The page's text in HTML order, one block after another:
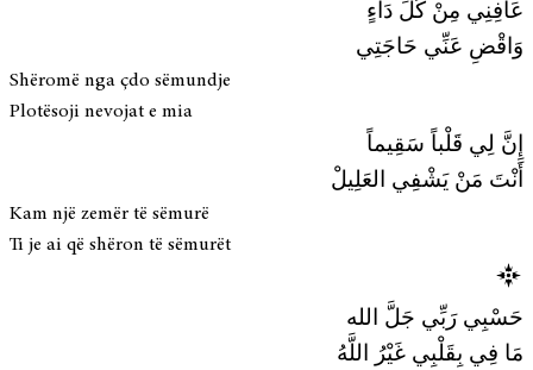
عَافِنِي مِنْ كُلِّ دَاءٍ
وَاقْضِ عَنِّي حَاجَتِي
Shëromë nga çdo sëmundje
Plotësoji nevojat e mia
إِنَّ لِي قَلْباً سَقِيماً
أَنْتَ مَنْ يَشْفِي العَلِيلْ
Kam një zemër të sëmurë
Ti je ai që shëron të sëmurët
حَسْبِي رَبِّي جَلَّ الله
مَا فِي بِقَلْبِي غَيْرُ اللَّهُ